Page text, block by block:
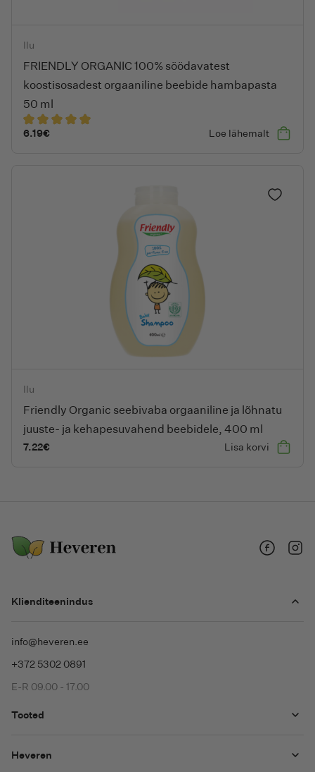
Ilu
FRIENDLY ORGANIC 100% söödavatest
koostisosadest orgaaniline beebide hambapasta
50 ml
6.19€ Loe lähemalt
Lisa
Ilu
Friendly Organic seebivaba orgaaniline ja lõhnatu
juuste- ja kehapesuvahend beebidele, 400 ml
7.22€ Lisa korvi
Klienditeenindus
info@heveren.ee
+372 5302 0891
E-R 09.00 - 17.00
Tooted
Heveren